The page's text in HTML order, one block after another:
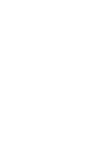
Evelia Rincón
Espacio Público,
última bajo la
También
Flores en
Barrios de
Asociaciones; y